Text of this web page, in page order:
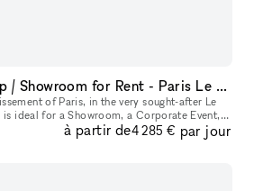
Charming Workshop / Showroom for Rent - Paris Le Marais
of Paris, in the very sought-after Le
ideal for a Showroom, a Corporate Event, a
Filming, a Photo Shoot, or a private sale. With a to
à partir de4 285 € par jour